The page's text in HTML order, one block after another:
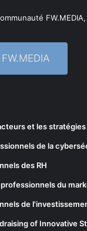
et les
de la
des RH
du
de
of Innovative